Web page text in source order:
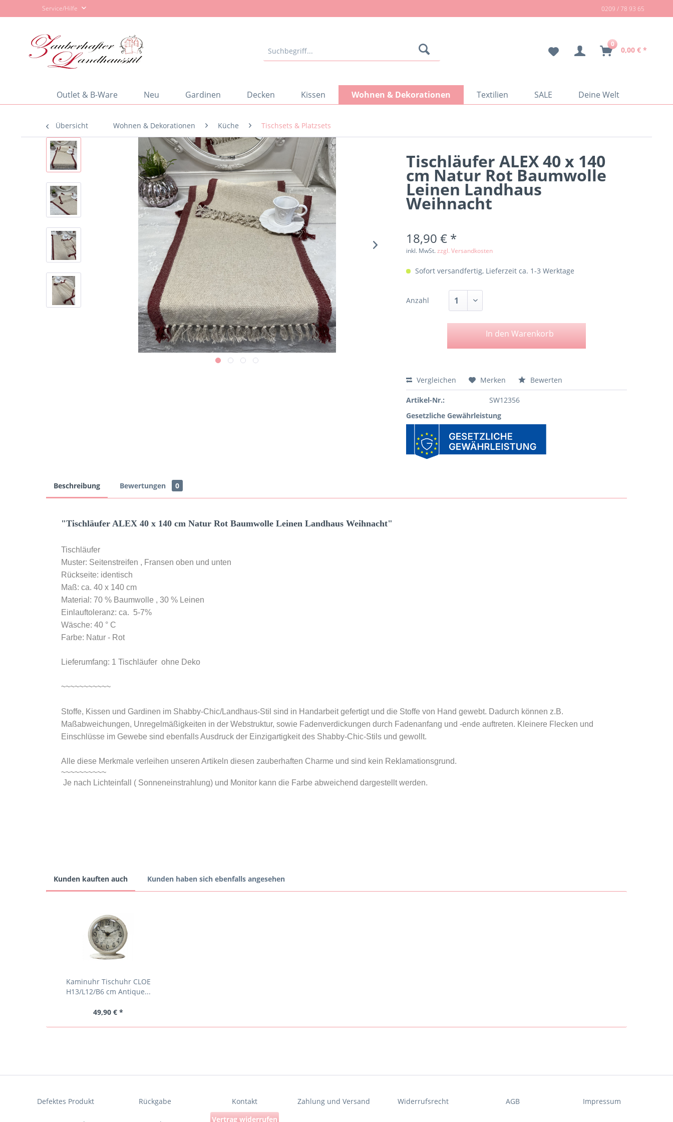
Service/Hilfe 0209 / 78 93 65
0
0,00 € *
Outlet & B-Ware Neu Gardinen Decken Kissen Wohnen & Dekorationen Textilien SALE Deine Welt
Übersicht Wohnen & Dekorationen Küche Tischsets & Platzsets
Tischläufer ALEX 40 x 140
cm Natur Rot Baumwolle
Leinen Landhaus
Weihnacht
18,90 € *
inkl. MwSt.zzgl. Versandkosten
Sofort versandfertig, Lieferzeit ca. 1-3 Werktage
Anzahl
In den Warenkorb
Vergleichen Merken Bewerten
Artikel-Nr.:
SW12356
Gesetzliche Gewährleistung
Beschreibung Bewertungen 0
"Tischläufer ALEX 40 x 140 cm Natur Rot Baumwolle Leinen Landhaus Weihnacht"
Tischläufer
Muster: Seitenstreifen , Fransen oben und unten
Rückseite: identisch
Maß: ca. 40 x 140 cm
Material: 70 % Baumwolle , 30 % Leinen
Einlauftoleranz: ca. 5-7%
Wäsche: 40 ° C
Farbe: Natur - Rot
Lieferumfang: 1 Tischläufer ohne Deko
~~~~~~~~~~~
Stoffe, Kissen und Gardinen im Shabby-Chic/Landhaus-Stil sind in Handarbeit gefertigt und die Stoffe von Hand gewebt. Dadurch können z.B.
Maßabweichungen, Unregelmäßigkeiten in der Webstruktur, sowie Fadenverdickungen durch Fadenanfang und -ende auftreten. Kleinere Flecken und
Einschlüsse im Gewebe sind ebenfalls Ausdruck der Einzigartigkeit des Shabby-Chic-Stils und gewollt.
Alle diese Merkmale verleihen unseren Artikeln diesen zauberhaften Charme und sind kein Reklamationsgrund.
~~~~~~~~~~
Je nach Lichteinfall ( Sonneneinstrahlung) und Monitor kann die Farbe abweichend dargestellt werden.
Kunden kauften auch Kunden haben sich ebenfalls angesehen
Kaminuhr Tischuhr CLOE
H13/L12/B6 cm Antique...
49,90 € *
Defektes Produkt Rückgabe Kontakt Zahlung und Versand Widerrufsrecht AGB Impressum
Vertrag widerrufen